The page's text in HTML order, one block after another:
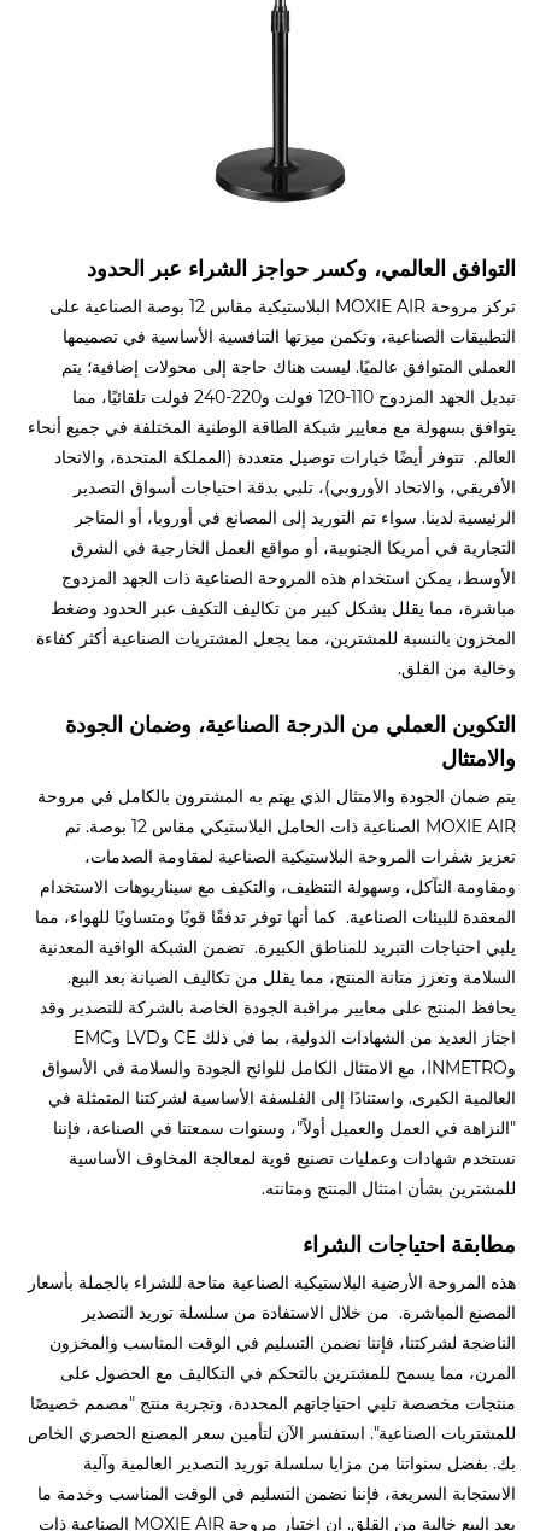
التوافق العالمي، وكسر حواجز الشراء عبر الحدود
تركز مروحة MOXIE AIR البلاستيكية مقاس 12 بوصة الصناعية على
التطبيقات الصناعية، وتكمن ميزتها التنافسية الأساسية في تصميمها
العملي المتوافق عالميًا. ليست هناك حاجة إلى محولات إضافية؛ يتم
تبديل الجهد المزدوج 110-120 فولت و220-240 فولت تلقائيًا، مما
يتوافق بسهولة مع معايير شبكة الطاقة الوطنية المختلفة في جميع أنحاء
العالم. تتوفر أيضًا خيارات توصيل متعددة (المملكة المتحدة، والاتحاد
الأفريقي، والاتحاد الأوروبي)، تلبي بدقة احتياجات أسواق التصدير
الرئيسية لدينا. سواء تم التوريد إلى المصانع في أوروبا، أو المتاجر
التجارية في أمريكا الجنوبية، أو مواقع العمل الخارجية في الشرق
الأوسط، يمكن استخدام هذه المروحة الصناعية ذات الجهد المزدوج
مباشرة، مما يقلل بشكل كبير من تكاليف التكيف عبر الحدود وضغط
المخزون بالنسبة للمشترين، مما يجعل المشتريات الصناعية أكثر كفاءة
وخالية من القلق.
التكوين العملي من الدرجة الصناعية، وضمان الجودة
والامتثال
يتم ضمان الجودة والامتثال الذي يهتم به المشترون بالكامل في مروحة
MOXIE AIR الصناعية ذات الحامل البلاستيكي مقاس 12 بوصة. تم
تعزيز شفرات المروحة البلاستيكية الصناعية لمقاومة الصدمات،
ومقاومة التآكل، وسهولة التنظيف، والتكيف مع سيناريوهات الاستخدام
المعقدة للبيئات الصناعية. كما أنها توفر تدفقًا قويًا ومتساويًا للهواء، مما
يلبي احتياجات التبريد للمناطق الكبيرة. تضمن الشبكة الواقية المعدنية
السلامة وتعزز متانة المنتج، مما يقلل من تكاليف الصيانة بعد البيع.
يحافظ المنتج على معايير مراقبة الجودة الخاصة بالشركة للتصدير وقد
اجتاز العديد من الشهادات الدولية، بما في ذلك CE وLVD وEMC
وINMETRO، مع الامتثال الكامل للوائح الجودة والسلامة في الأسواق
العالمية الكبرى. واستنادًا إلى الفلسفة الأساسية لشركتنا المتمثلة في
"النزاهة في العمل والعميل أولاً"، وسنوات سمعتنا في الصناعة، فإننا
نستخدم شهادات وعمليات تصنيع قوية لمعالجة المخاوف الأساسية
للمشترين بشأن امتثال المنتج ومتانته.
مطابقة احتياجات الشراء
هذه المروحة الأرضية البلاستيكية الصناعية متاحة للشراء بالجملة بأسعار
المصنع المباشرة. من خلال الاستفادة من سلسلة توريد التصدير
الناضجة لشركتنا، فإننا نضمن التسليم في الوقت المناسب والمخزون
المرن، مما يسمح للمشترين بالتحكم في التكاليف مع الحصول على
منتجات مخصصة تلبي احتياجاتهم المحددة، وتجربة منتج "مصمم خصيصًا
للمشتريات الصناعية". استفسر الآن لتأمين سعر المصنع الحصري الخاص
بك. بفضل سنواتنا من مزايا سلسلة توريد التصدير العالمية وآلية
الاستجابة السريعة، فإننا نضمن التسليم في الوقت المناسب وخدمة ما
بعد البيع خالية من القلق. إن اختيار مروحة MOXIE AIR الصناعية ذات